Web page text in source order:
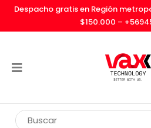
Despacho gratis en Región
$150.000 –